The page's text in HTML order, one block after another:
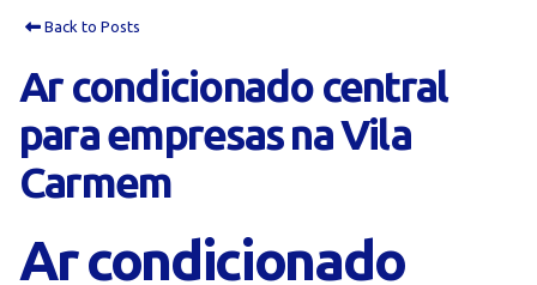
Back to Posts
Ar condicionado central
para empresas na Vila
Carmem
Ar condicionado